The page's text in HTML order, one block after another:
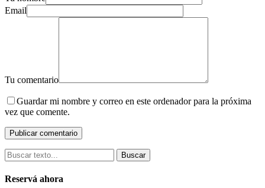
Email
Tu comentario
Guardar mi nombre y correo en este ordenador para la próxima
vez que comente.
Buscar
Reservá ahora